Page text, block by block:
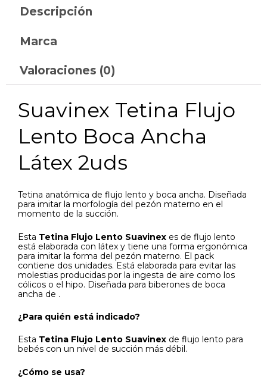
Descripción
Marca
Valoraciones (0)
Suavinex Tetina Flujo
Lento Boca Ancha
Látex 2uds
Tetina anatómica de flujo lento y boca ancha. Diseñada
para imitar la morfología del pezón materno en el
momento de la succión.
Esta Tetina Flujo Lento Suavinex es de flujo lento
está elaborada con látex y tiene una forma ergonómica
para imitar la forma del pezón materno. El pack
contiene dos unidades. Está elaborada para evitar las
molestias producidas por la ingesta de aire como los
cólicos o el hipo. Diseñada para biberones de boca
ancha de .
¿Para quién está indicado?
Esta Tetina Flujo Lento Suavinex de flujo lento para
bebés con un nivel de succión más débil.
¿Cómo se usa?